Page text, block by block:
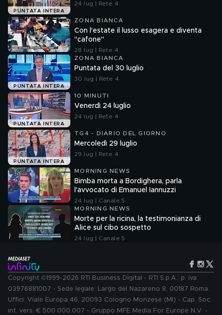
PUNTATA INTERA
24 lug | Rete 4
ZONA BIANCA
Con l'estate il lusso esagera e diventa
"cafone"
28 lug | Rete 4
PUNTATA INTERA
ZONA BIANCA
Puntata del 30 luglio
30 lug | Rete 4
PUNTATA INTERA
10 MINUTI
Venerdì 24 luglio
24 lug | Rete 4
PUNTATA INTERA
TG4 - DIARIO DEL GIORNO
Mercoledì 29 luglio
29 lug | Rete 4
MORNING NEWS
Bimba morta a Bordighera, parla
l'avvocato di Emanuel Iannuzzi
24 lug | Canale 5
MORNING NEWS
Morte per la ricina, la testimonianza di
Alice sul cibo sospetto
24 lug | Canale 5
Copyright ©1999-2026 RTI Business Digital - RTI S.p.A.: p. iva
03976881007 - Sede legale: Largo del Nazareno 8, 00187 Roma.
Uffici: Viale Europa 46, 20093 Cologno Monzese (MI) - Cap. Soc.
int. vers. € 500.000.007 - Gruppo MFE Media For Europe N.V. -